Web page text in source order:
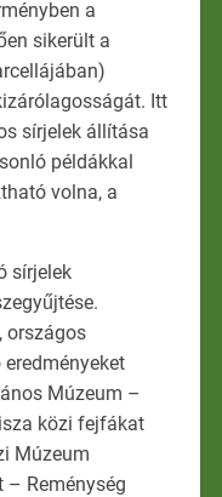
a
sikerült a
Itt
sírjelek állítása
példákkal
volna, a
sírjelek
országos
Múzeum –
közi fejfákat
Múzeum
– Reménység